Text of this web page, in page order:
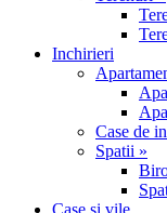
Inchirieri
Case de
Spatii »
Case si vile